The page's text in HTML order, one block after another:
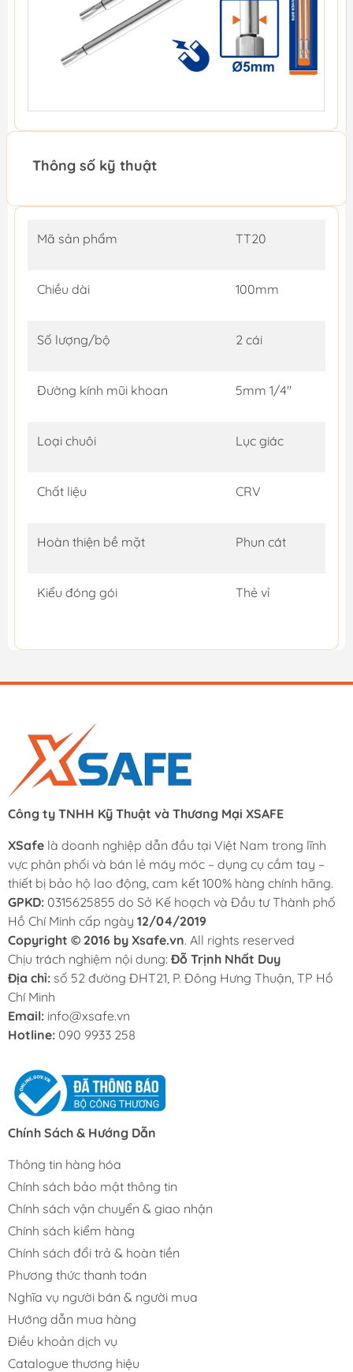
Thông số kỹ thuật
Mã sản phẩm TT20
Chiều dài 100mm
Số lượng/bộ 2 cái
Đường kính mũi khoan 5mm 1/4"
Loại chuôi Lục giác
Chất liệu CRV
Hoàn thiện bề mặt Phun cát
Kiểu đóng gói Thẻ vỉ
Công ty TNHH Kỹ Thuật và Thương Mại XSAFE
XSafe là doanh nghiệp dẫn đầu tại Việt Nam trong lĩnh
vực phân phối và bán lẻ máy móc – dụng cụ cầm tay –
thiết bị bảo hộ lao động, cam kết 100% hàng chính hãng.
GPKD: 0315625855 do Sở Kế hoạch và Đầu tư Thành phố
Hồ Chí Minh cấp ngày 12/04/2019
Copyright © 2016 by Xsafe.vn. All rights reserved
Chịu trách nghiệm nội dung: Đỗ Trịnh Nhất Duy
Địa chỉ: số 52 đường ĐHT21, P. Đông Hưng Thuận, TP Hồ
Chí Minh
Email: info@xsafe.vn
Hotline: 090 9933 258
Chính Sách & Hướng Dẫn
Thông tin hàng hóa
Chính sách bảo mật thông tin
Chính sách vận chuyển & giao nhận
Chính sách kiểm hàng
Chính sách đổi trả & hoàn tiền
Phương thức thanh toán
Nghĩa vụ người bán & người mua
Hướng dẫn mua hàng
Điều khoản dịch vụ
Catalogue thương hiệu